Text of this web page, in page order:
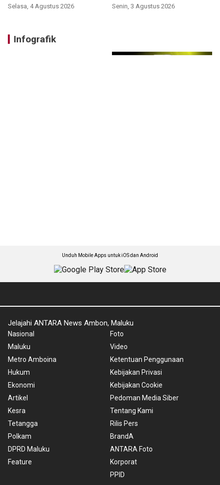
Selasa, 4 Agustus 2026 Senin, 3 Agustus 2026
Infografik
Unduh Mobile Apps untuk iOS dan Android
Jelajahi ANTARA News Ambon, Maluku
Nasional
Maluku
Metro Amboina
Hukum
Ekonomi
Artikel
Kesra
Tetangga
Polkam
DPRD Maluku
Feature
Foto
Video
Ketentuan Penggunaan
Kebijakan Privasi
Kebijakan Cookie
Pedoman Media Siber
Tentang Kami
Rilis Pers
BrandA
ANTARA Foto
Korporat
PPID